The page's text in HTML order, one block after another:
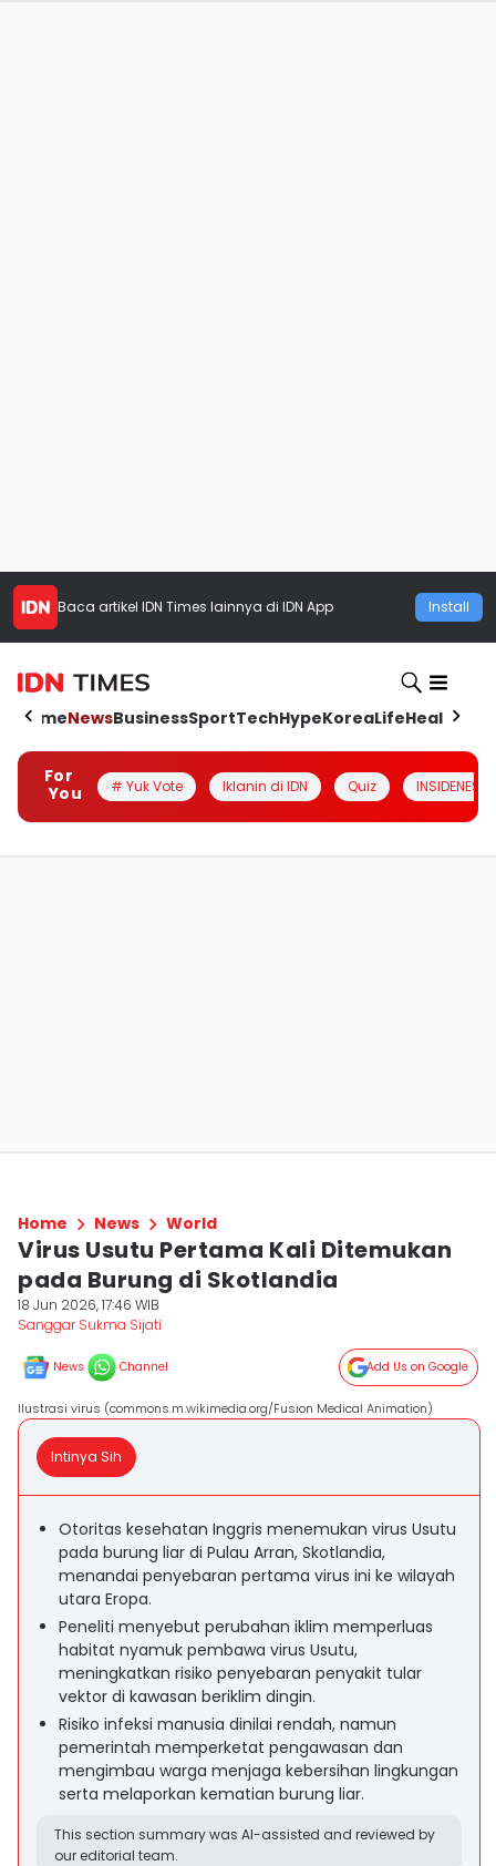
Baca artikel IDN Times lainnya di IDN App Install
HomeNewsBusinessSportTechHypeKoreaLifeHealth
For
You
# Yuk Vote Iklanin di IDN Quiz INSIDENESIA
Home News World
Virus Usutu Pertama Kali Ditemukan
pada Burung di Skotlandia
18 Jun 2026, 17:46 WIB
Sanggar Sukma Sijati
News Channel Add Us on Google
Ilustrasi virus (commons.m.wikimedia.org/Fusion Medical Animation)
Intinya Sih
Otoritas kesehatan Inggris menemukan virus Usutu
pada burung liar di Pulau Arran, Skotlandia,
menandai penyebaran pertama virus ini ke wilayah
utara Eropa.
Peneliti menyebut perubahan iklim memperluas
habitat nyamuk pembawa virus Usutu,
meningkatkan risiko penyebaran penyakit tular
vektor di kawasan beriklim dingin.
Risiko infeksi manusia dinilai rendah, namun
pemerintah memperketat pengawasan dan
mengimbau warga menjaga kebersihan lingkungan
serta melaporkan kematian burung liar.
This section summary was AI-assisted and reviewed by
our editorial team.